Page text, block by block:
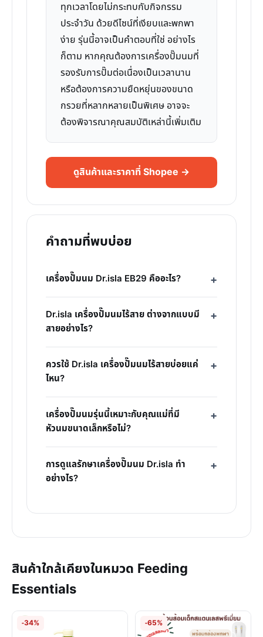
ทุกเวลาโดยไม่กระทบกับกิจกรรม
ประจำวัน ด้วยดีไซน์ที่เงียบและพกพา
ง่าย รุ่นนี้อาจเป็นคำตอบที่ใช่ อย่างไร
ก็ตาม หากคุณต้องการเครื่องปั๊มนมที่
รองรับการปั๊มต่อเนื่องเป็นเวลานาน
หรือต้องการความยืดหยุ่นของขนาด
กรวยที่หลากหลายเป็นพิเศษ อาจจะ
ต้องพิจารณาคุณสมบัติเหล่านี้เพิ่มเติม
ดูสินค้าและราคาที่ Shopee →
คำถามที่พบบ่อย
เครื่องปั๊มนม Dr.isla EB29 คืออะไร?
Dr.isla เครื่องปั๊มนมไร้สาย ต่างจากแบบมี
สายอย่างไร?
ควรใช้ Dr.isla เครื่องปั๊มนมไร้สายบ่อยแค่
ไหน?
เครื่องปั๊มนมรุ่นนี้เหมาะกับคุณแม่ที่มี
หัวนมขนาดเล็กหรือไม่?
การดูแลรักษาเครื่องปั๊มนม Dr.isla ทำ
อย่างไร?
สินค้าใกล้เคียงในหมวด Feeding
Essentials
-34% -65%